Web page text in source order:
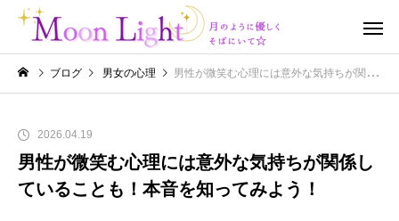
ブログ 男女の心理 男性が微笑む心理には意外な気持ちが関係していることも！本音を知ってみよう！
2026.04.19
男性が微笑む心理には意外な気持ちが関係し
ていることも！本音を知ってみよう！